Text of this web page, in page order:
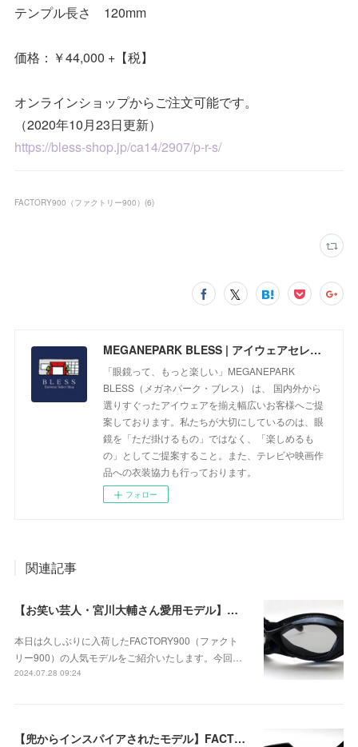
テンプル長さ 120mm
価格：￥44,000 +【税】
オンラインショップからご注文可能です。
（2020年10月23日更新）
https://bless-shop.jp/ca14/2907/p-r-s/
FACTORY900（ファクトリー900） (6)
MEGANEPARK BLESS | アイウェアセレクトショップ
「眼鏡って、もっと楽しい」MEGANEPARK
BLESS（メガネパーク・ブレス） は、 国内外から
選りすぐったアイウェアを揃え幅広いお客様へご提
案しております。私たちが大切にしているのは、眼
鏡を「ただ掛けるもの」ではなく、「楽しめるも
の」としてご提案すること。また、テレビや映画作
品への衣装協力も行っております。
フォロー
関連記事
【お笑い芸人・宮川大輔さん愛用モデル】ファクトリー900 FA-160 col.001(ブラック) が久しぶりに入荷！
本日は久しぶりに入荷したFACTORY900（ファクト
リー900）の人気モデルをご紹介いたします。今回…
2024.07.28 09:24
【兜からインスパイアされたモデル】FACTORY900 FA-370 col.001のご紹介！